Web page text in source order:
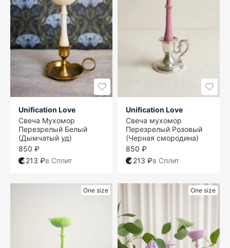
Unification Love
Свеча Мухомор
Перезрелый Белый
(Дымчатый уд)
850 ₽
213 ₽в Сплит
Unification Love
Свеча мухомор
Перезрелый Розовый
(Черная смородина)
850 ₽
213 ₽в Сплит
One size One size